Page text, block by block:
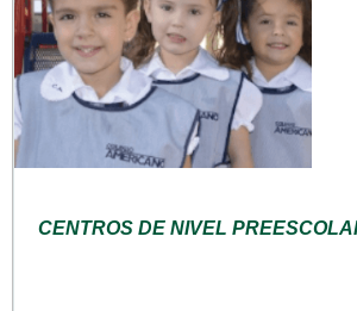
CENTROS DE NIVEL